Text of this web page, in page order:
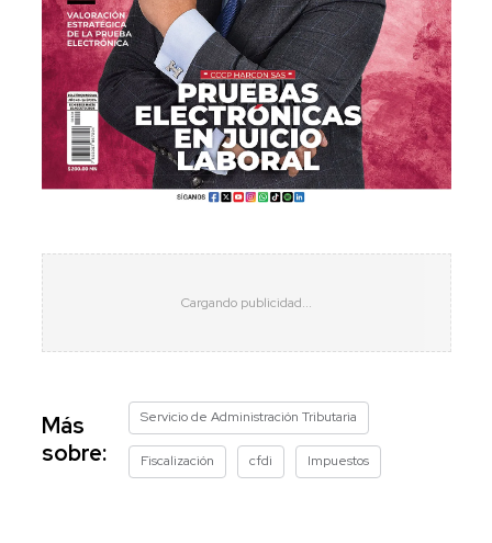
Más
sobre:
Servicio de Administración Tributaria
Fiscalización cfdi Impuestos